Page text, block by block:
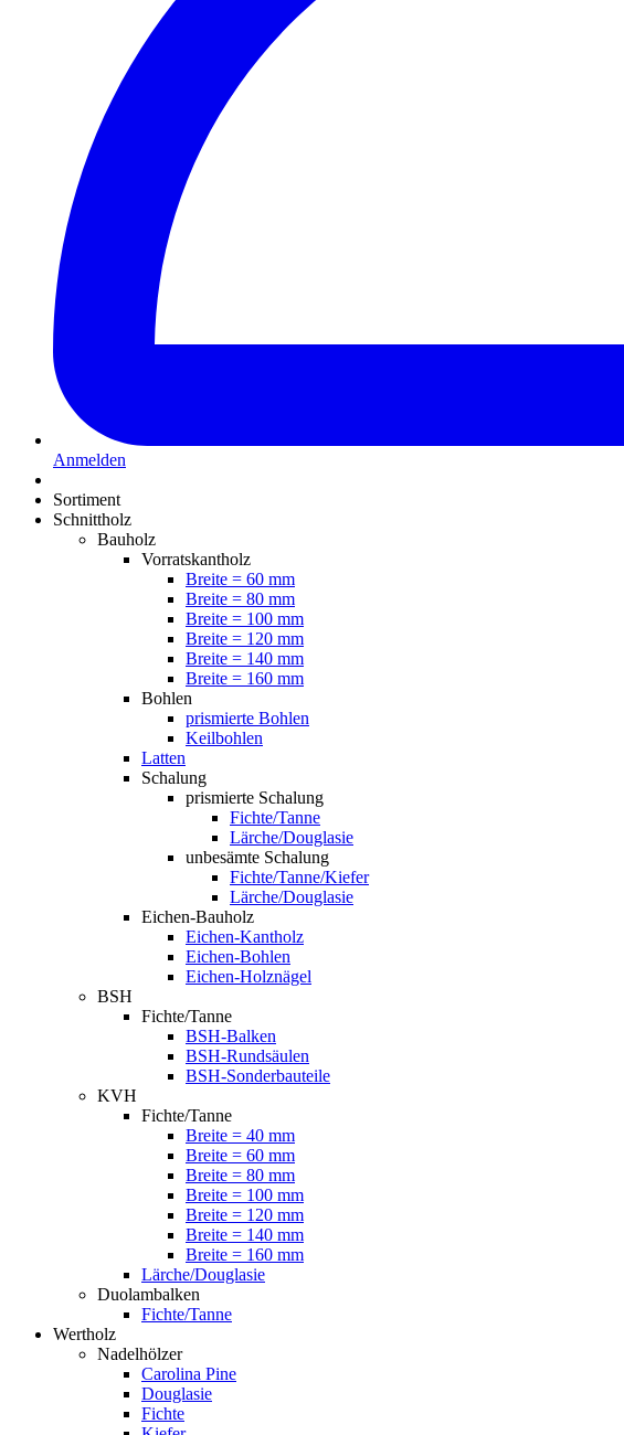
Anmelden
Sortiment
Schnittholz
Bauholz
Vorratskantholz
Breite = 60 mm
Breite = 80 mm
Breite = 100 mm
Breite = 120 mm
Breite = 140 mm
Breite = 160 mm
Bohlen
prismierte Bohlen
Keilbohlen
Latten
Schalung
prismierte Schalung
Fichte/Tanne
Lärche/Douglasie
unbesämte Schalung
Fichte/Tanne/Kiefer
Lärche/Douglasie
Eichen-Bauholz
Eichen-Kantholz
Eichen-Bohlen
Eichen-Holznägel
BSH
Fichte/Tanne
BSH-Balken
BSH-Rundsäulen
BSH-Sonderbauteile
KVH
Fichte/Tanne
Breite = 40 mm
Breite = 60 mm
Breite = 80 mm
Breite = 100 mm
Breite = 120 mm
Breite = 140 mm
Breite = 160 mm
Lärche/Douglasie
Duolambalken
Fichte/Tanne
Wertholz
Nadelhölzer
Carolina Pine
Douglasie
Fichte